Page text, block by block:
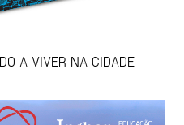
A VIVER NA CIDADE